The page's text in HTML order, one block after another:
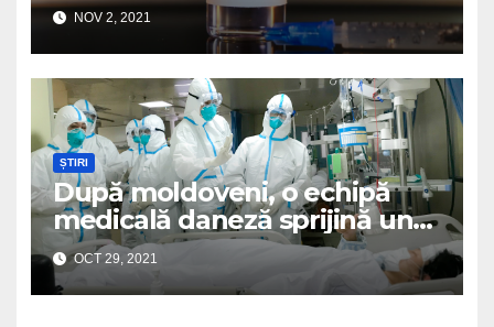
NOV 2, 2021
ȘTIRI
După moldoveni, o echipă
medicală daneză sprijină un
spital românesc
OCT 29, 2021